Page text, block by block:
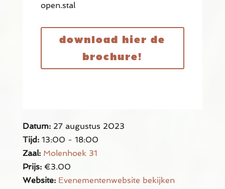
open.stal
download hier de
brochure!
Datum: 27 augustus 2023
Tijd: 13:00 - 18:00
Zaal: Molenhoek 31
Prijs: €3.00
Website: Evenementenwebsite bekijken